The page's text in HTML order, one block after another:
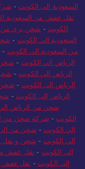
السعودية الى الكويت -
نقل عفش من السعودية
الكويت - شحن بري من
السعودية الي الكويت -
من السعودية الي الكويت -
الرياض الي الكويت - شحن
الرياض الى الكويت -
الرياض الى الكويت - شحن
الرياض إلى الكويت -
شحن من الرياض
الكويت - شركة شحن من
الي الكويت - شحن من
الي الكويت - شحن و نقل
الى الكويت - نقل عفش
إلى الكويت - نقل عفش